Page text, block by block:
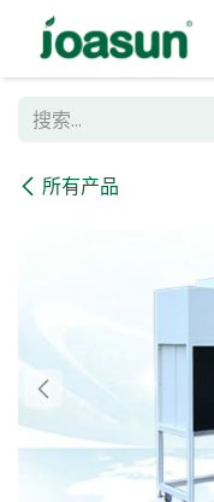
跳至内容
所有产品